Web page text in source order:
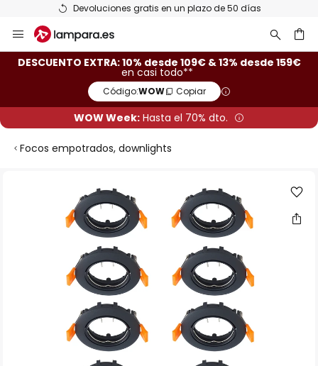
Devoluciones gratis en un plazo de 50 días
al
contenido
DESCUENTO EXTRA: 10% desde 109€ & 13% desde 159€
en casi todo**
Código:WOW Copiar
WOW Week: Hasta el 70% dto.
Focos empotrados, downlights